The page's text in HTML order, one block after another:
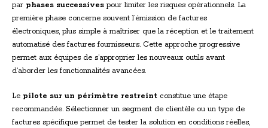
par phases successives pour limiter les risques opérationnels. La
première phase concerne souvent l’émission de factures
électroniques, plus simple à maîtriser que la réception et le traitement
automatisé des factures fournisseurs. Cette approche progressive
permet aux équipes de s’approprier les nouveaux outils avant
d’aborder les fonctionnalités avancées.
Le pilote sur un périmètre restreint constitue une étape
recommandée. Sélectionner un segment de clientèle ou un type de
factures spécifique permet de tester la solution en conditions réelles,